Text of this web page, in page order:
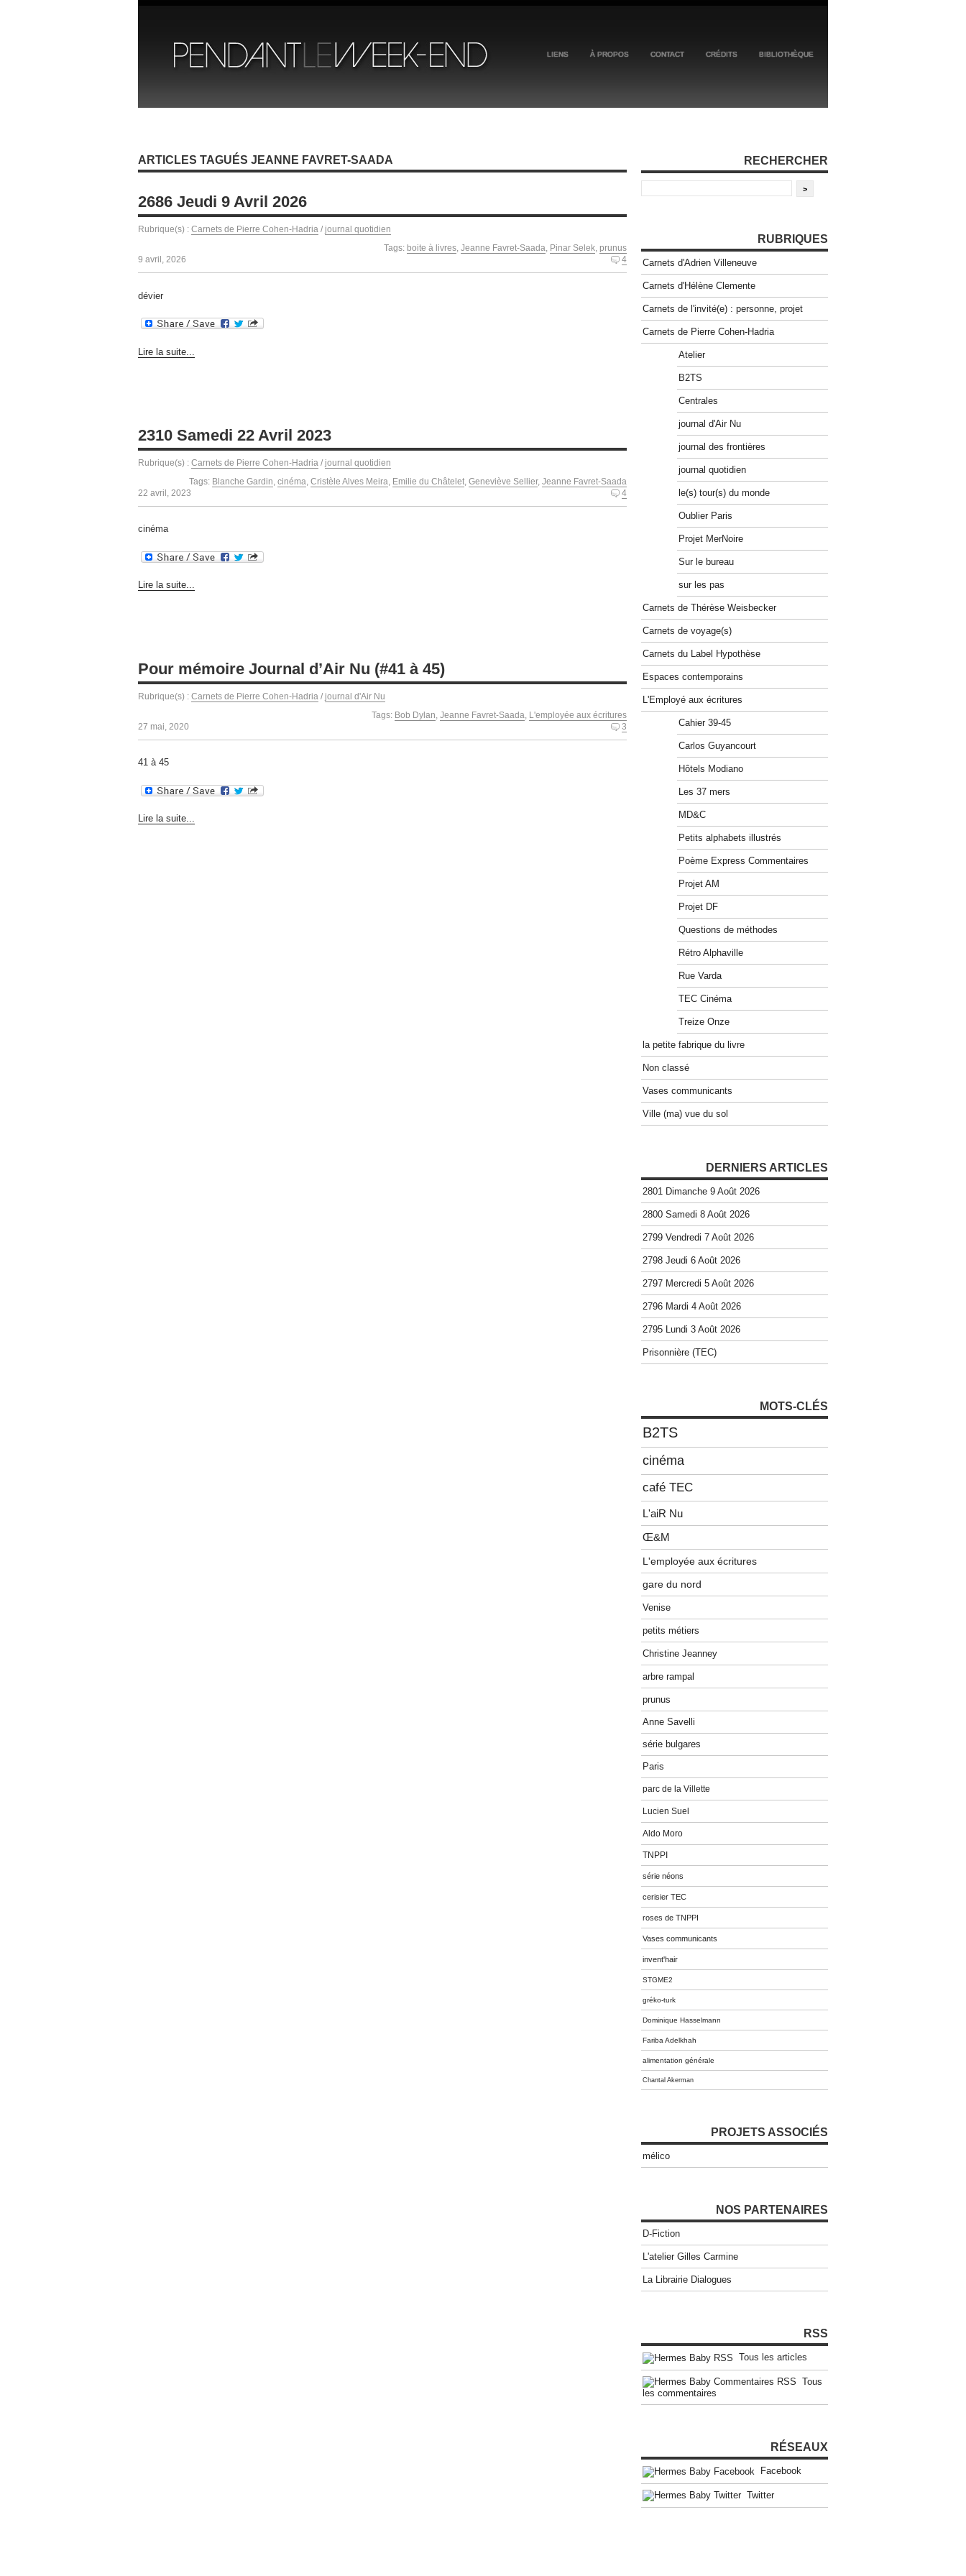
LIENS À PROPOS CONTACT CRÉDITS BIBLIOTHÈQUE
ARTICLES TAGUÉS JEANNE FAVRET-SAADA
2686 Jeudi 9 Avril 2026
Rubrique(s) : Carnets de Pierre Cohen-Hadria / journal quotidien
Tags: boite à livres, Jeanne Favret-Saada, Pinar Selek, prunus
9 avril, 2026
4
dévier
Lire la suite...
2310 Samedi 22 Avril 2023
Rubrique(s) : Carnets de Pierre Cohen-Hadria / journal quotidien
Tags: Blanche Gardin cinéma Cristèle Alves Meira Emilie du Châtelet Geneviève Sellier, Jeanne Favret-Saada
22 avril, 2023
4
cinéma
Lire la suite...
Pour mémoire Journal d’Air Nu (#41 à 45)
Rubrique(s) : Carnets de Pierre Cohen-Hadria / journal d'Air Nu
Tags: Bob Dylan Jeanne Favret-Saada L'employée aux écritures
27 mai, 2020
3
41 à 45
Lire la suite...
RECHERCHER
RUBRIQUES
Carnets d'Adrien Villeneuve
Carnets d'Hélène Clemente
Carnets de l'invité(e) : personne, projet
Carnets de Pierre Cohen-Hadria
Atelier
B2TS
Centrales
journal d'Air Nu
journal des frontières
journal quotidien
le(s) tour(s) du monde
Oublier Paris
Projet MerNoire
Sur le bureau
sur les pas
Carnets de Thérèse Weisbecker
Carnets de voyage(s)
Carnets du Label Hypothèse
Espaces contemporains
L'Employé aux écritures
Cahier 39-45
Carlos Guyancourt
Hôtels Modiano
Les 37 mers
MD&C
Petits alphabets illustrés
Poème Express Commentaires
Projet AM
Projet DF
Questions de méthodes
Rétro Alphaville
Rue Varda
TEC Cinéma
Treize Onze
la petite fabrique du livre
Non classé
Vases communicants
Ville (ma) vue du sol
DERNIERS ARTICLES
2801 Dimanche 9 Août 2026
2800 Samedi 8 Août 2026
2799 Vendredi 7 Août 2026
2798 Jeudi 6 Août 2026
2797 Mercredi 5 Août 2026
2796 Mardi 4 Août 2026
2795 Lundi 3 Août 2026
Prisonnière (TEC)
MOTS-CLÉS
B2TS
cinéma
café TEC
L'aiR Nu
Œ&M
L'employée aux écritures
gare du nord
Venise
petits métiers
Christine Jeanney
arbre rampal
prunus
Anne Savelli
série bulgares
Paris
parc de la Villette
Lucien Suel
Aldo Moro
TNPPI
série néons
cerisier TEC
roses de TNPPI
Vases communicants
invent'hair
STGME2
gréko-turk
Dominique Hasselmann
Fariba Adelkhah
alimentation générale
Chantal Akerman
PROJETS ASSOCIÉS
mélico
NOS PARTENAIRES
D-Fiction
L'atelier Gilles Carmine
La Librairie Dialogues
RSS
Tous les articles
Tous
les commentaires
RÉSEAUX
Facebook
Twitter